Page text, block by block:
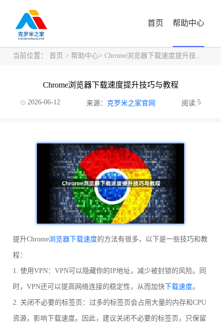
首页 帮助中心
当前位置： 首页 > 帮助中心> Chrome浏览器下载速度提升技巧与教程
Chrome浏览器下载速度提升技巧与教程
2026-06-12 来源： 克罗米之家官网 阅读:5
提升Chrome浏览器下载速度的方法有很多，以下是一些技巧和教
程：
1. 使用VPN：VPN可以隐藏你的IP地址，减少被封锁的风险。同
时，VPN还可以提高网络连接的稳定性，从而加快下载速度。
2. 关闭不必要的标签页：过多的标签页会占用大量的内存和CPU
资源，影响下载速度。因此，建议关闭不必要的标签页，只保留